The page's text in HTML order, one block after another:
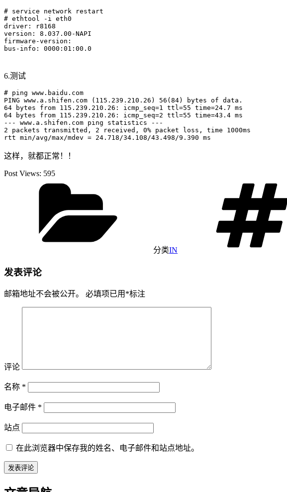
# service network restart
# ethtool -i eth0
driver: r8168
version: 8.037.00-NAPI
firmware-version:
6.测试
# ping www.baidu.com
PING www.a.shifen.com (115.239.210.26) 56(84) bytes of data.
64 bytes from 115.239.210.26: icmp_seq=1 ttl=55 time=24.7 ms
64 bytes from 115.239.210.26: icmp_seq=2 ttl=55 time=43.4 ms
--- www.a.shifen.com ping statistics ---
2 packets transmitted, 2 received, 0% packet loss, time 1000ms
这样，就都正常！！
Post Views: 595
分类IN
发表评论
邮箱地址不会被公开。 必填项已用 *标注
评论
名称 *
电子邮件 *
站点
在此浏览器中保存我的姓名、电子邮件和站点地址。